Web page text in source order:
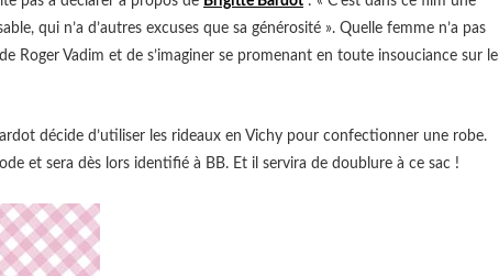
qui n’a d’autres excuses que sa générosité ». Quelle femme n’a pas
Roger Vadim et de s’imaginer se promenant en toute insouciance sur le
décide d’utiliser les rideaux en Vichy pour confectionner une robe.
et sera dès lors identifié à BB. Et il servira de doublure à ce sac !